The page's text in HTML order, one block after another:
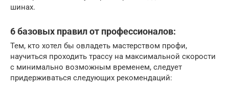
шинах.
6 базовых правил от профессионалов:
Тем, кто хотел бы овладеть мастерством профи,
научиться проходить трассу на максимальной скорости
с минимально возможным временем, следует
придерживаться следующих рекомендаций: